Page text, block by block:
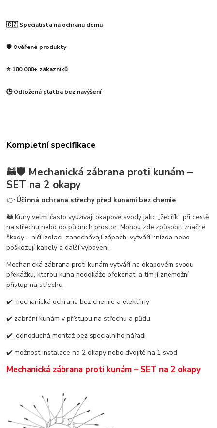
🇨🇿 Specialista na ochranu domu
🛡️ Ověřené produkty
⭐ 180 000+ zákazníků
🕒 Odložená platba bez navýšení
Kompletní specifikace
🦝🛡️ Mechanická zábrana proti kunám –
SET na 2 okapy
👉 Účinná ochrana střechy před kunami bez chemie
🦝 Kuny velmi často využívají okapové svody jako „žebřík“ při cestě
na střechu nebo do půdních prostor. Mohou zde způsobit značné
škody – ničí izolaci, zanechávají zápach, vytváří hnízda nebo
poškozují kabely a další vybavení.
Mechanická zábrana proti kunám vytváří na okapovém svodu
překážku, kterou kuna nedokáže překonat, a tím jí znemožní
přístup na střechu.
✔️ mechanická ochrana bez chemie a elektřiny
✔️ zabrání kunám v přístupu na střechu a půdu
✔️ jednoduchá montáž bez speciálního nářadí
✔️ možnost instalace na 2 okapy nebo dvojitě na 1 svod
Mechanická zábrana proti kunám – SET na 2 okapy